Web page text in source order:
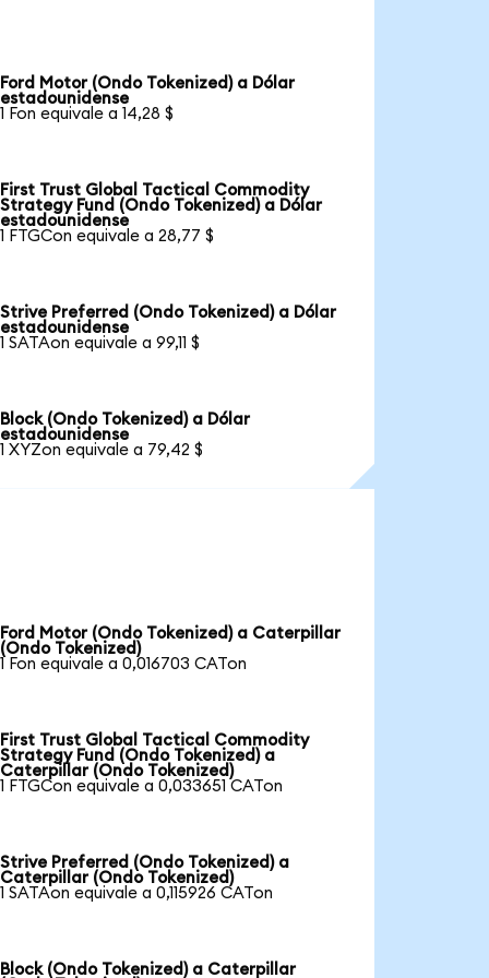
Ford Motor (Ondo Tokenized) a Dólar
estadounidense
1 Fon equivale a 14,28 $
First Trust Global Tactical Commodity
Strategy Fund (Ondo Tokenized) a Dólar
estadounidense
1 FTGCon equivale a 28,77 $
Strive Preferred (Ondo Tokenized) a Dólar
estadounidense
1 SATAon equivale a 99,11 $
Block (Ondo Tokenized) a Dólar
estadounidense
1 XYZon equivale a 79,42 $
Ford Motor (Ondo Tokenized) a Caterpillar
(Ondo Tokenized)
1 Fon equivale a 0,016703 CATon
First Trust Global Tactical Commodity
Strategy Fund (Ondo Tokenized) a
Caterpillar (Ondo Tokenized)
1 FTGCon equivale a 0,033651 CATon
Strive Preferred (Ondo Tokenized) a
Caterpillar (Ondo Tokenized)
1 SATAon equivale a 0,115926 CATon
Block (Ondo Tokenized) a Caterpillar